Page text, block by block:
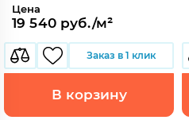
Цена
19 540 руб./м²
Заказ в 1 клик
В корзину